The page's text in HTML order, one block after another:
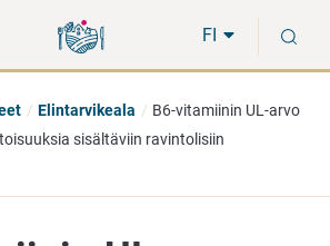
suoraan
sisältöön
koko
sivuston
FI
Elintarvikeala
B6-vitamiinin UL-arvo
sisältäviin ravintolisiin